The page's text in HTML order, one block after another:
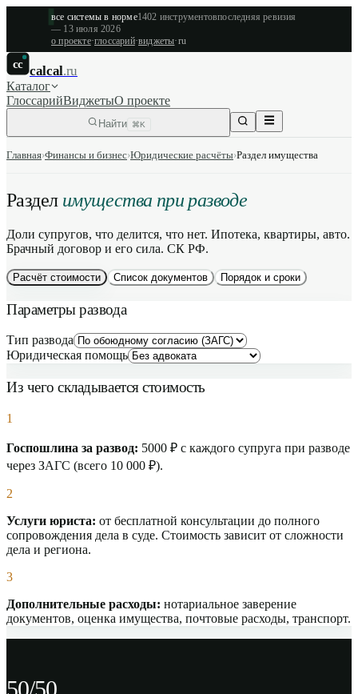
все системы в норме1402 инструментовпоследняя ревизия
— 13 июля 2026
о проекте·глоссарий·виджеты·ru
cc calcal.ru
Каталог
ГлоссарийВиджетыО проекте
Найти ⌘K
Главная›Финансы и бизнес›Юридические расчёты›Раздел имущества
Раздел имущества при разводе
Доли супругов, что делится, что нет. Ипотека, квартиры, авто.
Брачный договор и его сила. СК РФ.
Расчёт стоимости Список документов Порядок и сроки
Параметры развода
Тип развода
Юридическая помощь
Из чего складывается стоимость
1
Госпошлина за развод: 5000 ₽ с каждого супруга при разводе
через ЗАГС (всего 10 000 ₽).
2
Услуги юриста: от бесплатной консультации до полного
сопровождения дела в суде. Стоимость зависит от сложности
дела и региона.
3
Дополнительные расходы: нотариальное заверение
документов, оценка имущества, почтовые расходы, транспорт.
50/50